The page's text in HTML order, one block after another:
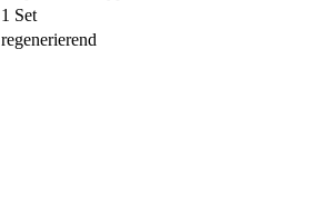
1 Set
regenerierend